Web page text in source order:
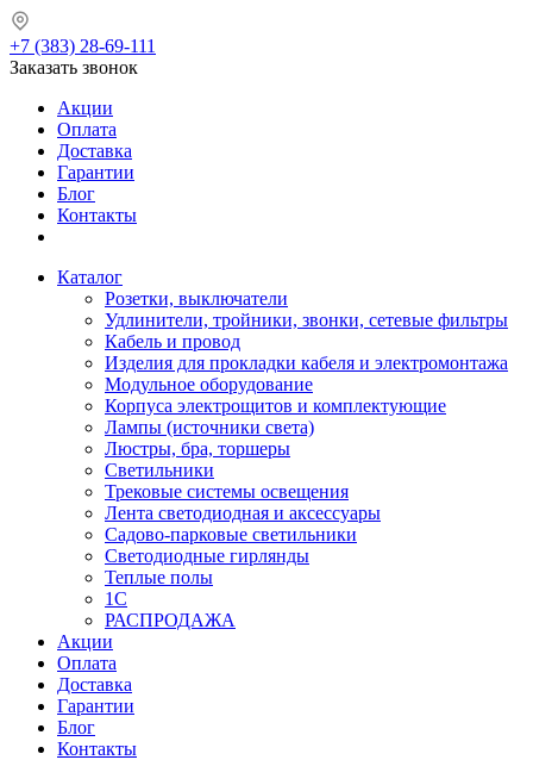
+7 (383) 28-69-111
Заказать звонок
Акции
Оплата
Доставка
Гарантии
Блог
Контакты
Каталог
Розетки, выключатели
Удлинители, тройники, звонки, сетевые фильтры
Кабель и провод
Изделия для прокладки кабеля и электромонтажа
Модульное оборудование
Корпуса электрощитов и комплектующие
Лампы (источники света)
Люстры, бра, торшеры
Светильники
Трековые системы освещения
Лента светодиодная и аксессуары
Садово-парковые светильники
Светодиодные гирлянды
Теплые полы
1С
РАСПРОДАЖА
Акции
Оплата
Доставка
Гарантии
Блог
Контакты